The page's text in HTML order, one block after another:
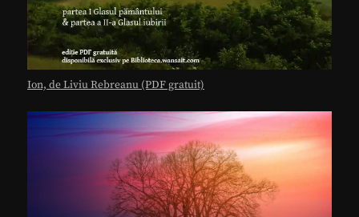
Ion, de Liviu Rebreanu (PDF gratuit)